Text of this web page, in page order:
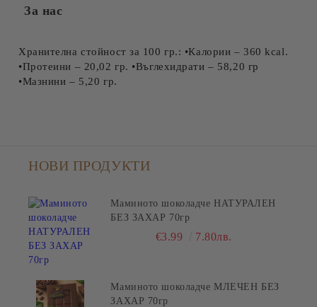
За нас
Хранителна стойност за 100 гр.: •Калории – 360 kcal.
•Протеини – 20,02 гр. •Въглехидрати – 58,20 гр
•Мазнини – 5,20 гр.
НОВИ ПРОДУКТИ
Маминото шоколадче НАТУРАЛЕН
БЕЗ ЗАХАР 70гр
€3.99 7.80лв.
Маминото шоколадче МЛЕЧЕН БЕЗ
ЗАХАР 70гр